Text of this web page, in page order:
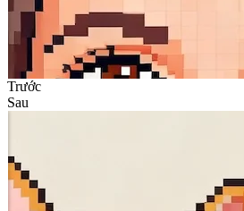
Trước
Sau